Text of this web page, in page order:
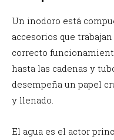
Un inodoro está
accesorios que
correcto
hasta las cadenas y
desempeña un papel
y llenado.
El agua es el actor